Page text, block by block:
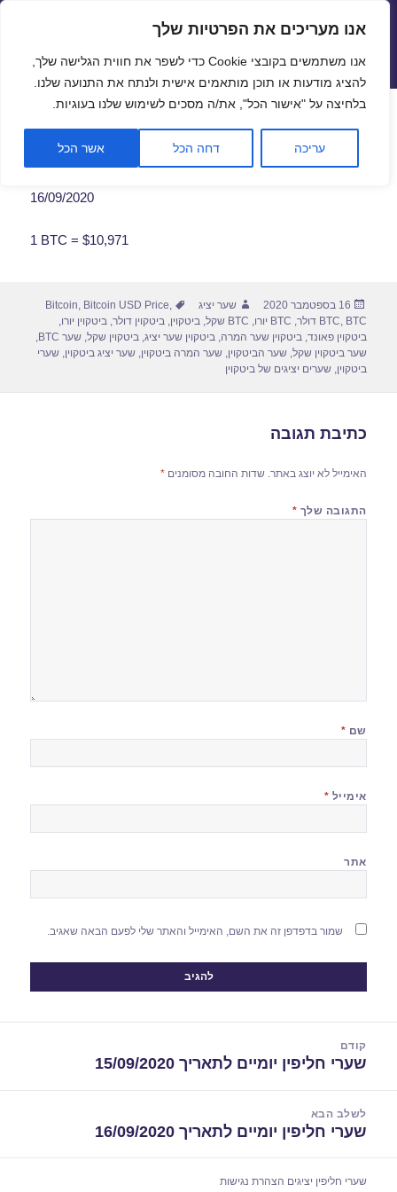
פתח
אנו מעריכים את הפרטיות שלך
אנו משתמשים בקובצי Cookie כדי לשפר את חווית הגלישה שלך,
להציג מודעות או תוכן מותאמים אישית ולנתח את התנועה שלנו.
בלחיצה על "אישור הכל", את/ה מסכים לשימוש שלנו בעוגיות.
עריכה דחה הכל אשר הכל
שערי חליפין יציגים – שער יציג
תפריטים
ווידג'טים
שער ביטקוין לתאריך 16/09/2020
16/09/2020
1 BTC = $10,971
פורסם
בתאריך
16 בספטמבר 2020 מחבר
שער יציג תגיות Bitcoin, Bitcoin USD Price,
BTC, BTC דולר , BTC יורו , BTC שקל ,ביטקוין,ביטקוין דולר,ביטקוין יורו,
ביטקוין פאונד,ביטקוין שער המרה,ביטקוין שער יציג,ביטקוין שקל,שער BTC
,
שער ביטקוין שקל,שער הביטקוין,שער המרה ביטקוין,שער יציג ביטקוין,שערי
ביטקוין,שערים יציגים של ביטקוין
כתיבת תגובה
האימייל לא יוצג באתר. שדות החובה מסומנים*
התגובה שלך *
שם *
אימייל *
אתר
שמור בדפדפן זה את השם, האימייל והאתר שלי לפעם הבאה שאגיב.
קודם
הפוסט
שערי חליפין יומיים לתאריך 15/09/2020
לשלב הבא
הפוסט
שערי חליפין יומיים לתאריך 16/09/2020
שערי חליפין יציגים הצהרת נגישות